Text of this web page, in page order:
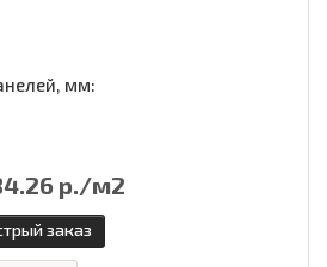
мм:
р./м2
заказ